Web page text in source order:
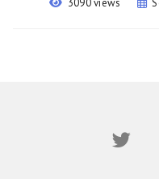
3090 views